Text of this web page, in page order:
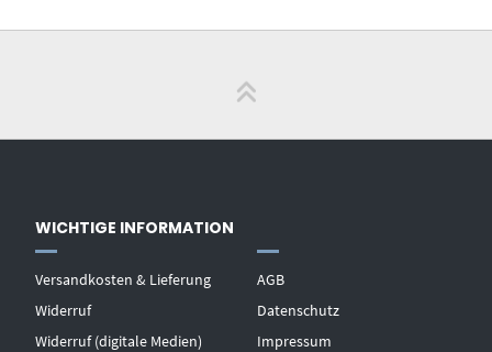
WICHTIGE INFORMATION
Versandkosten & Lieferung
Widerruf
Widerruf (digitale Medien)
AGB
Datenschutz
Impressum